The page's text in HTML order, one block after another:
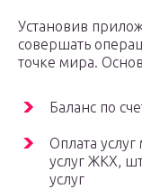
Установив
совершать
точке мира.
Баланс по
Оплата
услуг ЖКХ,
услуг